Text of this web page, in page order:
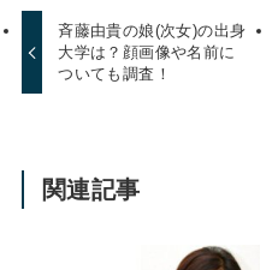
斉藤由貴の娘(次女)の出身
大学は？顔画像や名前に
ついても調査！
関連記事